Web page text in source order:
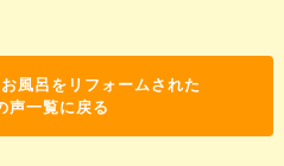
風呂をリフォームされた
声一覧に戻る